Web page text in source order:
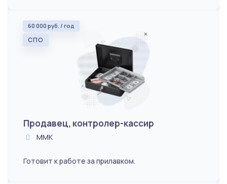
60 000 руб. / год
СПО
Продавец, контролер-кассир
ММК
Готовит к работе за прилавком.